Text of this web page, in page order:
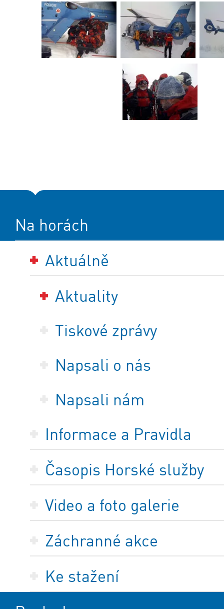
Na horách
Aktuálně
Aktuality
Tiskové zprávy
Napsali o nás
Napsali nám
Informace a Pravidla
Časopis Horské služby
Video a foto galerie
Záchranné akce
Ke stažení